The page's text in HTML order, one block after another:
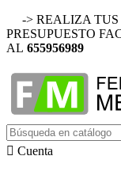
-> REALIZA TUS
PRESUPUESTO
AL 655956989
 Cuenta